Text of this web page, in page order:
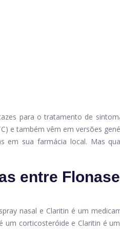
para o tratamento de
e também vêm em versões
em sua farmácia local. Mas
entre
nasal e Claritin é um
um corticosteróide e Claritin é